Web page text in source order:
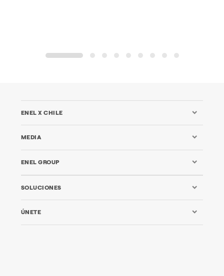
1 2 3 4 5 6 7 8 9
ENEL X CHILE
MEDIA
ENEL GROUP
SOLUCIONES
ÚNETE